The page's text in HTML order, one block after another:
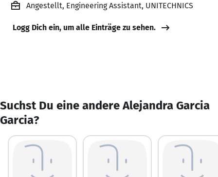
Angestellt, Engineering Assistant, UNITECHNICS
Logg Dich ein, um alle Einträge zu sehen.
Suchst Du eine andere Alejandra Garcia
Garcia?